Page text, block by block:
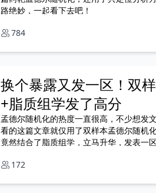
路绝妙，一起看下去吧！
784
换个暴露又发一区！双
+脂质组学发了高分
孟德尔随机化的热度一直很高，不少想发
看的这篇文章就仅用了双样本孟德尔随机
竟然结合了脂质组学，立马升华，发表一
172